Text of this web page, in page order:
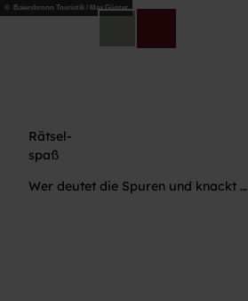
Z© Baiersbronn Touristik / Max Günter
Rätsel-
spaß
Wer deutet die Spuren und knackt …